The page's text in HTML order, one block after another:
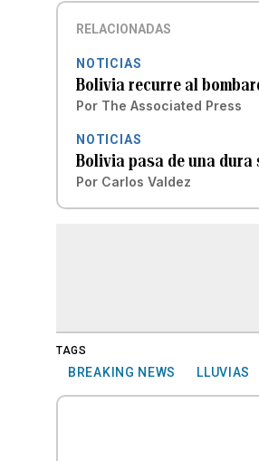
RELACIONADAS
NOTICIAS
Bolivia recurre al
Por The Associated Press
NOTICIAS
Bolivia pasa de una
Por Carlos Valdez
TAGS
BREAKING NEWS LLUVIAS